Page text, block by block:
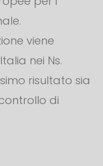
viene
nei Ns.
risultato sia
di